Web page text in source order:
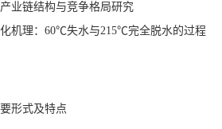
业链结构与竞争格局研究
机理：60℃失水与215℃完全脱水的过程
形式及特点